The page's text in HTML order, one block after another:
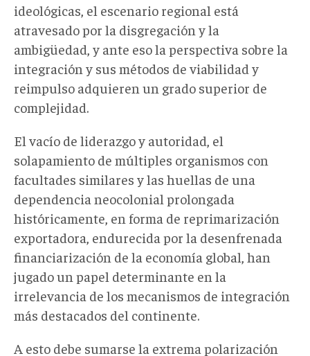
ideológicas, el escenario regional está
atravesado por la disgregación y la
ambigüedad, y ante eso la perspectiva sobre la
integración y sus métodos de viabilidad y
reimpulso adquieren un grado superior de
complejidad.
El vacío de liderazgo y autoridad, el
solapamiento de múltiples organismos con
facultades similares y las huellas de una
dependencia neocolonial prolongada
históricamente, en forma de reprimarización
exportadora, endurecida por la desenfrenada
financiarización de la economía global, han
jugado un papel determinante en la
irrelevancia de los mecanismos de integración
más destacados del continente.
A esto debe sumarse la extrema polarización